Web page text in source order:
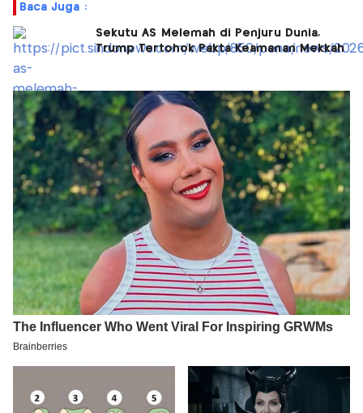
Baca Juga :
Sekutu AS Melemah di Penjuru Dunia,
Trump Tertohok Pakta Keamanan Mekkah